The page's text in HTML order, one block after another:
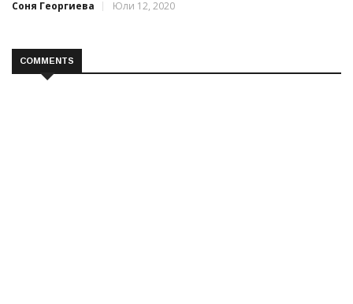
Соня Георгиева
Юли 12, 2020
COMMENTS